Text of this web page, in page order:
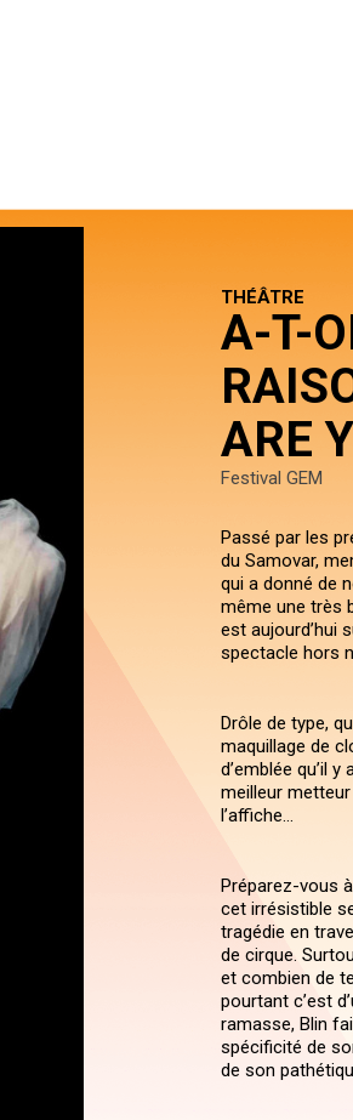
THÉÂTRE
A-T-
ARE
Festival GEM
Passé par les
du Samovar,
qui a donné de
même une très
est aujourd’hui
spectacle hors
Drôle de type,
maquillage de
d’emblée qu’il
meilleur
l’affiche…
Préparez-vous
cet irrésistible
tragédie en
de cirque.
et combien de
pourtant c’est
ramasse, Blin
spécificité de
de son